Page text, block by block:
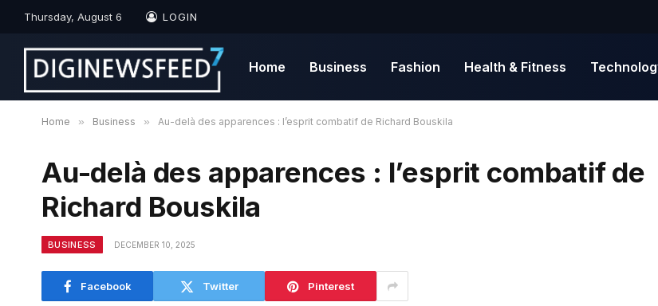
Thursday, August 6 LOGIN
Home Business Fashion Health & Fitness
Home » Business » Au-delà des apparences : l’esprit combatif de Richard Bouskila
Au-delà des apparences : l’esprit combatif de
Richard Bouskila
BUSINESS DECEMBER 10, 2025
Facebook Twitter Pinterest